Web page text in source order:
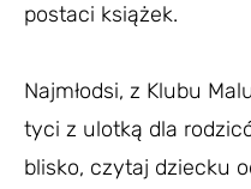
postaci książek.
Najmłodsi, z Klubu
tyci z ulotką dla
blisko, czytaj dziecku